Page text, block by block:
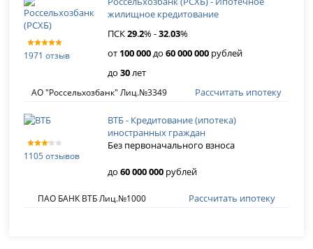
1971 отзыв
жилищное кредитование
ПСК29.2% -32.03%
от 100 000до60 000 000 рублей
до30лет
АО "Россельхозбанк" Лиц.№3349 Рассчитать ипотеку
1105 отзывов
ВТБ - Кредитование (ипотека)
иностранных граждан
Без первоначального взноса
до60 000 000 рублей
ПАО БАНК ВТБ Лиц.№1000 Рассчитать ипотеку